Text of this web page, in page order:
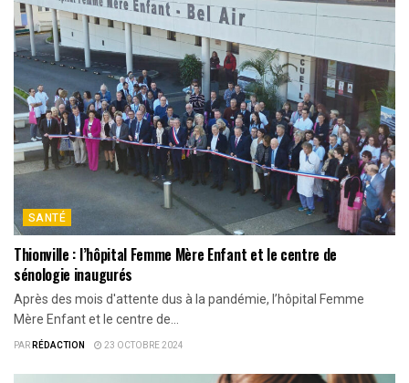
SANTÉ
Thionville : l’hôpital Femme Mère Enfant et le centre de
sénologie inaugurés
Après des mois d'attente dus à la pandémie, l’hôpital Femme
Mère Enfant et le centre de...
PARRÉDACTION 23 OCTOBRE 2024